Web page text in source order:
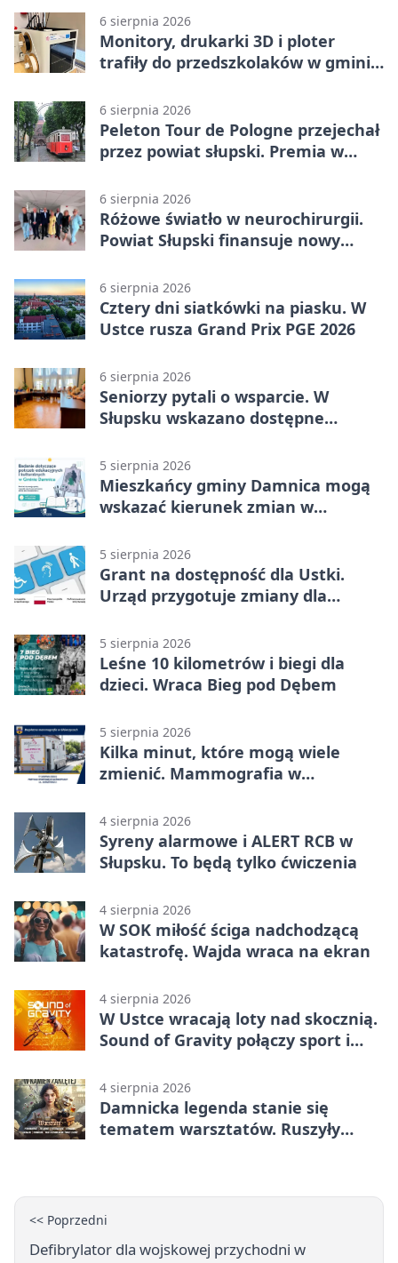
6 sierpnia 2026
Monitory, drukarki 3D i ploter
trafiły do przedszkolaków w gminie
6 sierpnia 2026
Peleton Tour de Pologne przejechał
przez powiat słupski. Premia w
6 sierpnia 2026
Różowe światło w neurochirurgii.
Powiat Słupski finansuje nowy
6 sierpnia 2026
Cztery dni siatkówki na piasku. W
Ustce rusza Grand Prix PGE 2026
6 sierpnia 2026
Seniorzy pytali o wsparcie. W
Słupsku wskazano dostępne
5 sierpnia 2026
Mieszkańcy gminy Damnica mogą
wskazać kierunek zmian w
5 sierpnia 2026
Grant na dostępność dla Ustki.
Urząd przygotuje zmiany dla
5 sierpnia 2026
Leśne 10 kilometrów i biegi dla
dzieci. Wraca Bieg pod Dębem
5 sierpnia 2026
Kilka minut, które mogą wiele
zmienić. Mammografia w
4 sierpnia 2026
Syreny alarmowe i ALERT RCB w
Słupsku. To będą tylko ćwiczenia
4 sierpnia 2026
W SOK miłość ściga nadchodzącą
katastrofę. Wajda wraca na ekran
4 sierpnia 2026
W Ustce wracają loty nad skocznią.
Sound of Gravity połączy sport i
4 sierpnia 2026
Damnicka legenda stanie się
tematem warsztatów. Ruszyły
<< Poprzedni
Defibrylator dla wojskowej przychodni w